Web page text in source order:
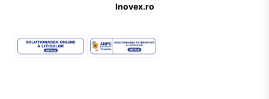
Inovex.ro